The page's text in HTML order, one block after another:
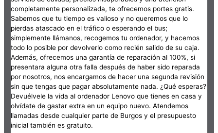
completamente personalizada, te ofrecemos portes gratis.
Sabemos que tu tiempo es valioso y no queremos que lo
pierdas atascado en el tráfico o esperando el bus;
simplemente llámanos, recogemos tu ordenador, y hacemos
todo lo posible por devolverlo como recién salido de su caja.
Además, ofrecemos una garantía de reparación al 100%, si
presentara alguna otra falla después de haber sido reparada
por nosotros, nos encargamos de hacer una segunda revisión
sin que tengas que pagar absolutamente nada. ¿Qué esperas?
Devuélvele la vida al ordenador Lenovo que tienes en casa y
olvídate de gastar extra en un equipo nuevo. Atendemos
llamadas desde cualquier parte de Burgos y el presupuesto
inicial también es gratuito.